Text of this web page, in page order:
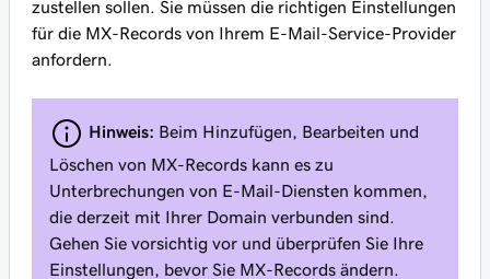
zustellen sollen. Sie müssen die richtigen Einstellungen
für die MX-Records von Ihrem E-Mail-Service-Provider
anfordern.
Hinweis: Beim Hinzufügen, Bearbeiten und
Löschen von MX-Records kann es zu
Unterbrechungen von E-Mail-Diensten kommen,
die derzeit mit Ihrer Domain verbunden sind.
Gehen Sie vorsichtig vor und überprüfen Sie Ihre
Einstellungen, bevor Sie MX-Records ändern.